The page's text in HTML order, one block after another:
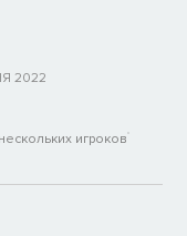
2022
игроков